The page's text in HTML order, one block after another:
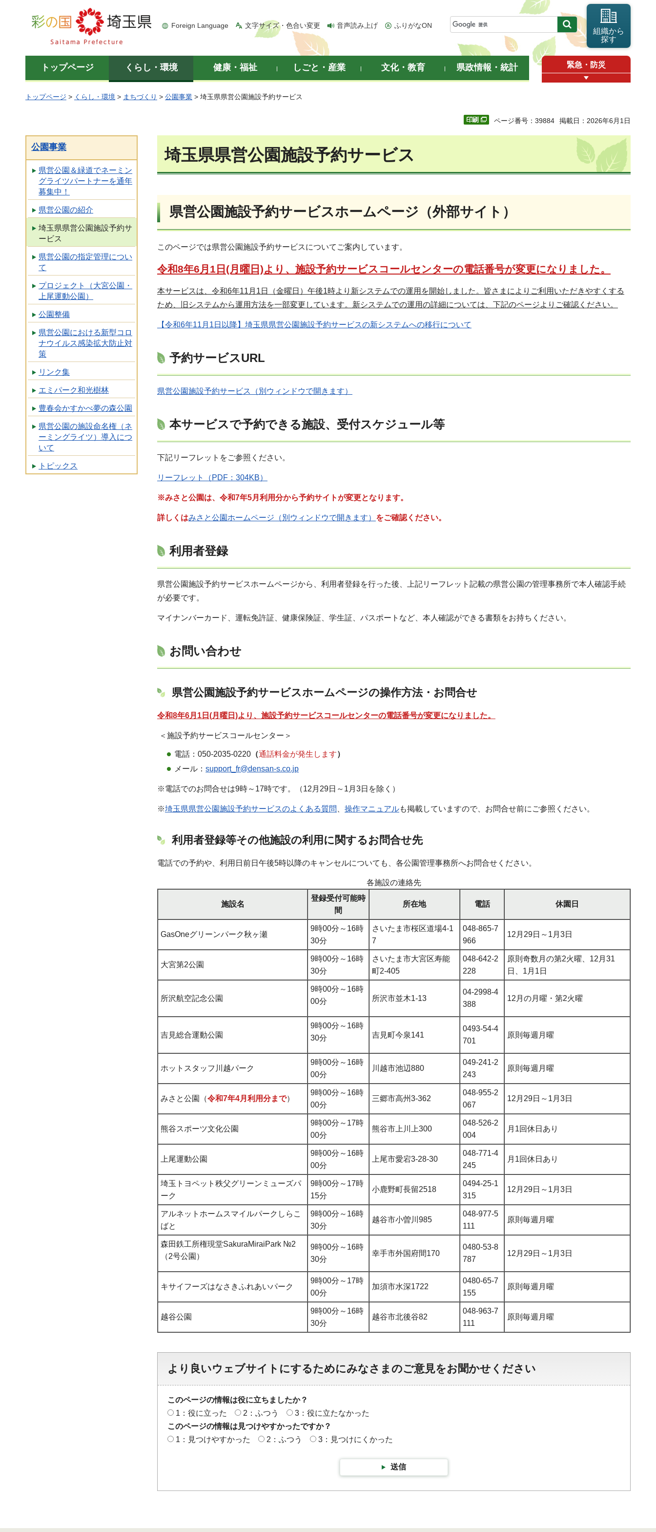
彩の国 埼玉県
Foreign Language 文字サイズ・色合い変更 音声読み上げ ふりがなON
組織から
探す
トップページ くらし・環境 健康・福祉 しごと・産業 文化・教育 県政情報・統計 緊急・防災
トップページ > くらし・環境 > まちづくり > 公園事業 > 埼玉県県営公園施設予約サービス
ページ番号：39884 掲載日：2026年6月1日
公園事業
県営公園＆緑道でネーミン
グライツパートナーを通年
募集中！
県営公園の紹介
埼玉県県営公園施設予約サ
ービス
県営公園の指定管理につい
て
プロジェクト（大宮公園・
上尾運動公園）
公園整備
県営公園における新型コロ
ナウイルス感染拡大防止対
策
リンク集
エミパーク和光樹林
豊春会かすかべ夢の森公園
県営公園の施設命名権（ネ
ーミングライツ）導入につ
いて
トピックス
埼玉県県営公園施設予約サービス
県営公園施設予約サービスホームページ（外部サイト）
このページでは県営公園施設予約サービスについてご案内しています。
令和8年6月1日(月曜日)より、施設予約サービスコールセンターの電話番号が変更になりました。
本サービスは、令和6年11月1日（金曜日）午後1時より新システムでの運用を開始しました。皆さまによりご利用いただきやすくする
ため、旧システムから運用方法を一部変更しています。新システムでの運用の詳細については、下記のページよりご確認ください。
【令和6年11月1日以降】埼玉県県営公園施設予約サービスの新システムへの移行について
予約サービスURL
県営公園施設予約サービス（別ウィンドウで開きます）
本サービスで予約できる施設、受付スケジュール等
下記リーフレットをご参照ください。
リーフレット（PDF：304KB）
※みさと公園は、令和7年5月利用分から予約サイトが変更となります。
詳しくはみさと公園ホームページ（別ウィンドウで開きます） をご確認ください。
利用者登録
県営公園施設予約サービスホームページから、利用者登録を行った後、上記リーフレット記載の県営公園の管理事務所で本人確認手続
が必要です。
マイナンバーカード、運転免許証、健康保険証、学生証、パスポートなど、本人確認ができる書類をお持ちください。
お問い合わせ
県営公園施設予約サービスホームページの操作方法・お問合せ
令和8年6月1日(月曜日)より、施設予約サービスコールセンターの電話番号が変更になりました。
＜施設予約サービスコールセンター＞
電話：050-2035-0220 （通話料金が発生します）
メール：support_fr@densan-s.co.jp
※電話でのお問合せは9時～17時です。（12月29日～1月3日を除く）
※埼玉県県営公園施設予約サービスのよくある質問 操作マニュアルも掲載していますので、お問合せ前にご参照ください。
利用者登録等その他施設の利用に関するお問合せ先
電話での予約や、利用日前日午後5時以降のキャンセルについても、各公園管理事務所へお問合せください。
各施設の連絡先
施設名
登録受付可能時
間
所在地 電話 休園日
GasOneグリーンパーク秋ヶ瀬
9時00分～16時
30分
さいたま市桜区道場4-1
7
048-865-7
966
12月29日～1月3日
大宮第2公園
9時00分～16時
30分
さいたま市大宮区寿能
町2-405
048-642-2
228
原則奇数月の第2火曜、12月31
日、1月1日
所沢航空記念公園
9時00分～16時
00分
所沢市並木1-13
04-2998-4
388
12月の月曜・第2火曜
吉見総合運動公園
9時00分～16時
30分
吉見町今泉141
0493-54-4
701
原則毎週月曜
ホットスタッフ川越パーク
9時00分～16時
00分
川越市池辺880
049-241-2
243
原則毎週月曜
みさと公園（令和7年4月利用分まで）
9時00分～16時
00分
三郷市高州3-362
048-955-2
067
12月29日～1月3日
熊谷スポーツ文化公園
9時00分～17時
00分
熊谷市上川上300
048-526-2
004
月1回休日あり
上尾運動公園
9時00分～16時
00分
上尾市愛宕3-28-30
048-771-4
245
月1回休日あり
埼玉トヨペット秩父グリーンミューズパ
ーク
9時00分～17時
15分
小鹿野町長留2518
0494-25-1
315
12月29日～1月3日
アルネットホームスマイルパークしらこ
ばと
9時00分～16時
30分
越谷市小曽川985
048-977-5
111
原則毎週月曜
森田鉄工所権現堂SakuraMiraiPark №2
（2号公園）
9時00分～16時
30分
幸手市外国府間170
0480-53-8
787
12月29日～1月3日
キサイフーズはなさきふれあいパーク
9時00分～17時
00分
加須市水深1722
0480-65-7
155
原則毎週月曜
越谷公園
9時00分～16時
30分
越谷市北後谷82
048-963-7
111
原則毎週月曜
より良いウェブサイトにするためにみなさまのご意見をお聞かせください
このページの情報は役に立ちましたか？
1：役に立った
2：ふつう
3：役に立たなかった
このページの情報は見つけやすかったですか？
1：見つけやすかった
2：ふつう 3：見つけにくかった
送信